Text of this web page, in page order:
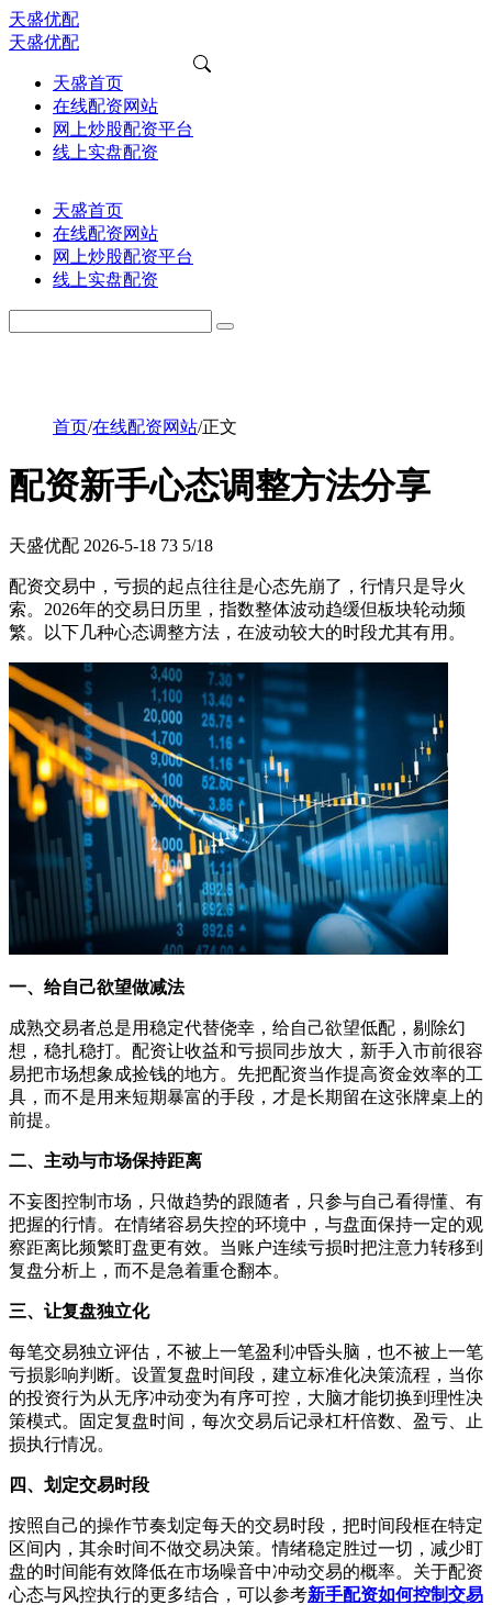
天盛优配
天盛优配
天盛首页
在线配资网站
网上炒股配资平台
线上实盘配资
天盛首页
在线配资网站
网上炒股配资平台
线上实盘配资
首页/在线配资网站/正文
配资新手心态调整方法分享
天盛优配 2026-5-18 73 5/18
配资交易中，亏损的起点往往是心态先崩了，行情只是导火
索。2026年的交易日历里，指数整体波动趋缓但板块轮动频
繁。以下几种心态调整方法，在波动较大的时段尤其有用。
一、给自己欲望做减法
成熟交易者总是用稳定代替侥幸，给自己欲望低配，剔除幻
想，稳扎稳打。配资让收益和亏损同步放大，新手入市前很容
易把市场想象成捡钱的地方。先把配资当作提高资金效率的工
具，而不是用来短期暴富的手段，才是长期留在这张牌桌上的
前提。
二、主动与市场保持距离
不妄图控制市场，只做趋势的跟随者，只参与自己看得懂、有
把握的行情。在情绪容易失控的环境中，与盘面保持一定的观
察距离比频繁盯盘更有效。当账户连续亏损时把注意力转移到
复盘分析上，而不是急着重仓翻本。
三、让复盘独立化
每笔交易独立评估，不被上一笔盈利冲昏头脑，也不被上一笔
亏损影响判断。设置复盘时间段，建立标准化决策流程，当你
的投资行为从无序冲动变为有序可控，大脑才能切换到理性决
策模式。固定复盘时间，每次交易后记录杠杆倍数、盈亏、止
损执行情况。
四、划定交易时段
按照自己的操作节奏划定每天的交易时段，把时间段框在特定
区间内，其余时间不做交易决策。情绪稳定胜过一切，减少盯
盘的时间能有效降低在市场噪音中冲动交易的概率。关于配资
心态与风控执行的更多结合，可以参考新手配资如何控制交易